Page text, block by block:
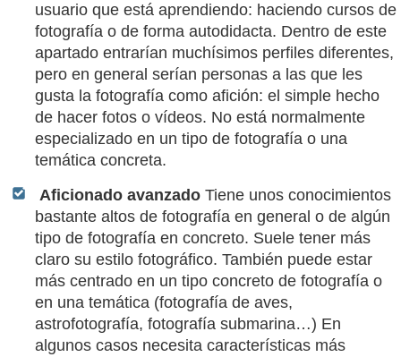
usuario que está aprendiendo: haciendo cursos de
fotografía o de forma autodidacta. Dentro de este
apartado entrarían muchísimos perfiles diferentes,
pero en general serían personas a las que les
gusta la fotografía como afición: el simple hecho
de hacer fotos o vídeos. No está normalmente
especializado en un tipo de fotografía o una
temática concreta.
Aficionado avanzado Tiene unos conocimientos
bastante altos de fotografía en general o de algún
tipo de fotografía en concreto. Suele tener más
claro su estilo fotográfico. También puede estar
más centrado en un tipo concreto de fotografía o
en una temática (fotografía de aves,
astrofotografía, fotografía submarina…) En
algunos casos necesita características más